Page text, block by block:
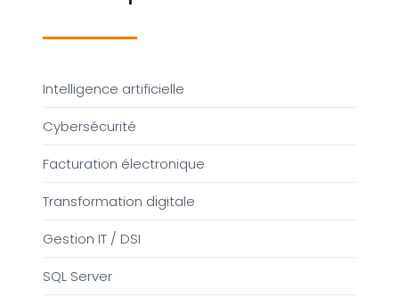
Intelligence artificielle
Cybersécurité
Facturation électronique
Transformation digitale
Gestion IT / DSI
SQL Server